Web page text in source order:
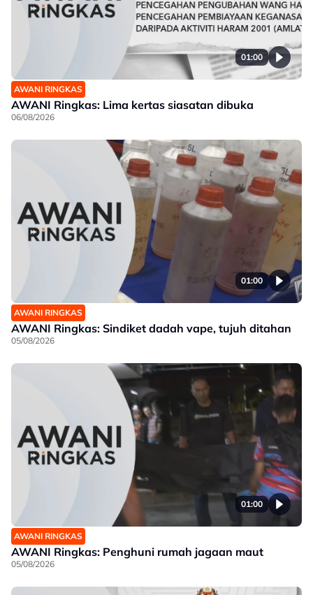
01:00
AWANI RINGKAS
AWANI Ringkas: Lima kertas siasatan dibuka
06/08/2026
01:00
AWANI RINGKAS
AWANI Ringkas: Sindiket dadah vape, tujuh ditahan
05/08/2026
01:00
AWANI RINGKAS
AWANI Ringkas: Penghuni rumah jagaan maut
05/08/2026